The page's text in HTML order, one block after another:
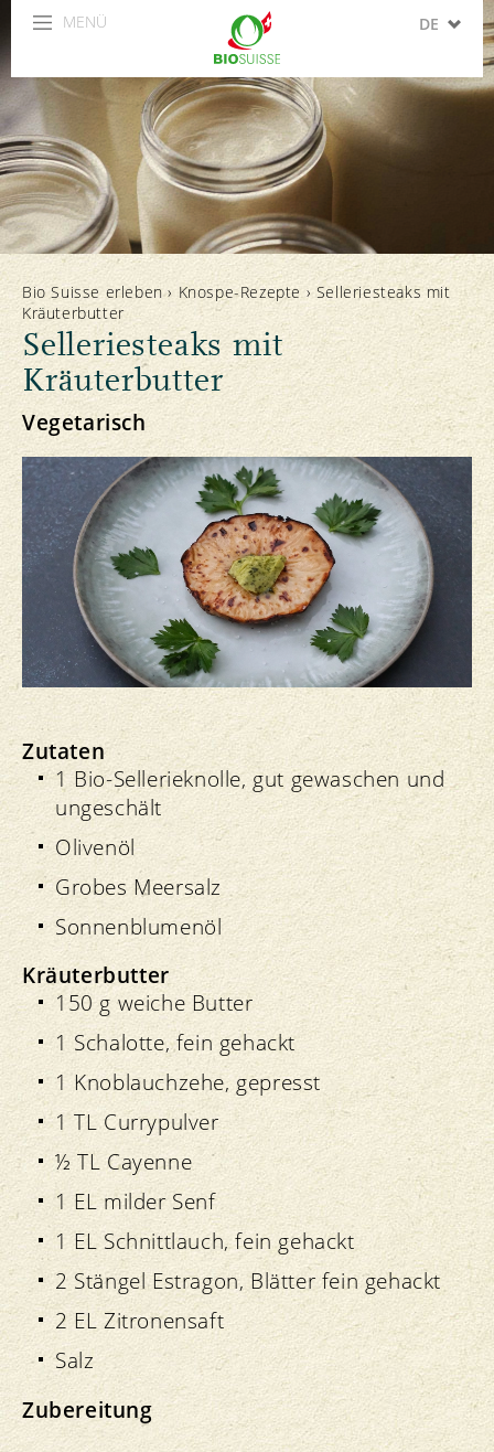
MENÜ DE
ES
Bio Suisse erleben› Knospe-Rezepte› Selleriesteaks mit
Kräuterbutter
Selleriesteaks mit
Kräuterbutter
Vegetarisch
Zutaten
1 Bio-Sellerieknolle, gut gewaschen und
ungeschält
Olivenöl
Grobes Meersalz
Sonnenblumenöl
Kräuterbutter
150 g weiche Butter
1 Schalotte, fein gehackt
1 Knoblauchzehe, gepresst
1 TL Currypulver
½ TL Cayenne
1 EL milder Senf
1 EL Schnittlauch, fein gehackt
2 Stängel Estragon, Blätter fein gehackt
2 EL Zitronensaft
Salz
Zubereitung